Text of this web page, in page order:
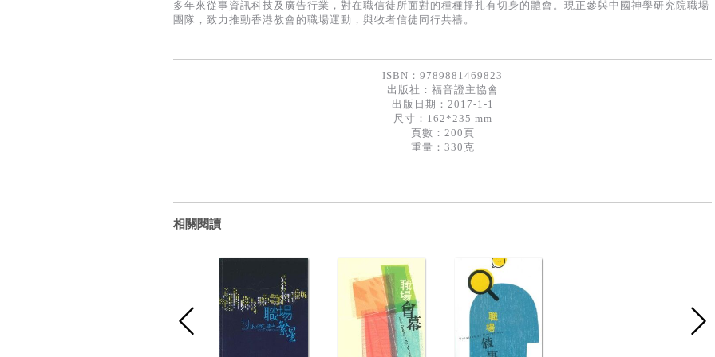
多年來從事資訊科技及廣告行業，對在職信徒所面對的種種掙扎有切身的體會。現正參與中國神學研究院職場
團隊，致力推動香港教會的職場運動，與牧者信徒同行共禱。
ISBN：9789881469823
出版社： 福音證主協會
出版日期：2017-1-1
尺寸：162*235 mm
頁數：200頁
重量：330克
相關閱讀